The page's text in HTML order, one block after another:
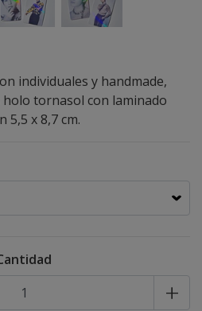
individuales y handmade,
tornasol con laminado
5,5 x 8,7 cm.
+